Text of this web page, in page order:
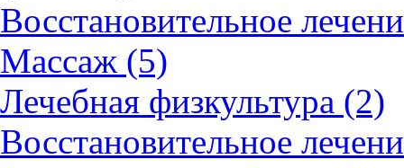
Восстановительное
Массаж (5)
Лечебная физкультура (2)
Восстановительное